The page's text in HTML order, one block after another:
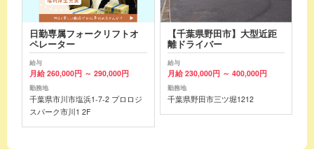
日勤専属フォークリフトオ
ペレーター
給与
月給 260,000円 ～ 290,000円
勤務地
千葉県市川市塩浜1-7-2 プロロジ
スパーク市川1 2F
【千葉県野田市】大型近距
離ドライバー
給与
月給 230,000円 ～ 400,000円
勤務地
千葉県野田市三ツ堀1212